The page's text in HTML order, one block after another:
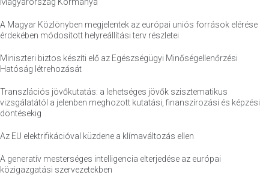
A Magyar Közlönyben megjelentek az európai uniós források elérése
érdekében módosított helyreállítási terv részletei
Miniszteri biztos készíti elő az Egészségügyi Minőségellenőrzési
Hatóság létrehozását
Transzlációs jövőkutatás: a lehetséges jövők szisztematikus
vizsgálatától a jelenben meghozott kutatási, finanszírozási és képzési
döntésekig
Az EU elektrifikációval küzdene a klímaváltozás ellen
A generatív mesterséges intelligencia elterjedése az európai
közigazgatási szervezetekben